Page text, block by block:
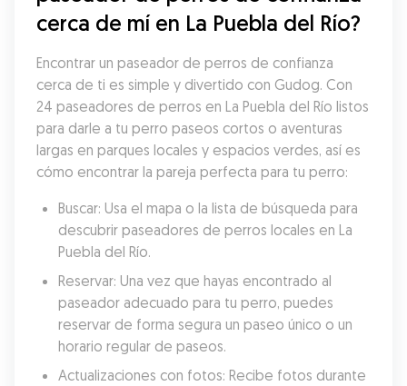
cerca de mí en La Puebla del Río?
Encontrar un paseador de perros de confianza
cerca de ti es simple y divertido con Gudog. Con
24 paseadores de perros en La Puebla del Río listos
para darle a tu perro paseos cortos o aventuras
largas en parques locales y espacios verdes, así es
cómo encontrar la pareja perfecta para tu perro:
Buscar: Usa el mapa o la lista de búsqueda para
descubrir paseadores de perros locales en La
Puebla del Río.
Reservar: Una vez que hayas encontrado al
paseador adecuado para tu perro, puedes
reservar de forma segura un paseo único o un
horario regular de paseos.
Actualizaciones con fotos: Recibe fotos durante